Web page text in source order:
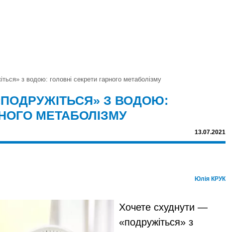
з водою: головні секрети гарного метаболізму
З ВОДОЮ:
МЕТАБОЛІЗМУ
13.07.2021
Юлія КРУК
Хочете схуднути —
«подружіться» з